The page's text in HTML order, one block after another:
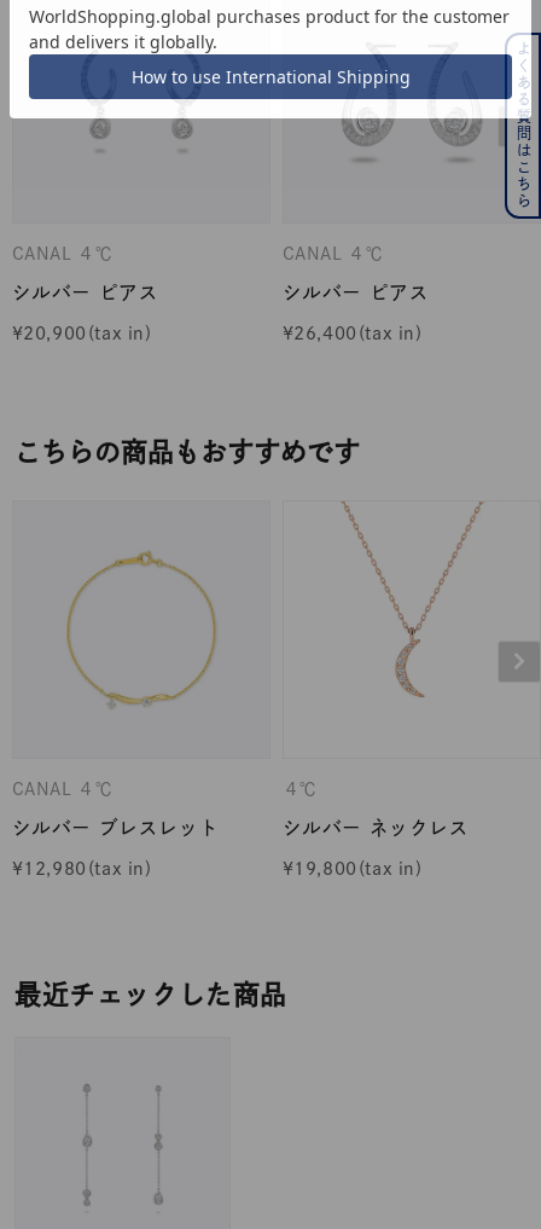
CANAL ４℃
シルバー ピアス
¥20,900
CANAL ４℃
シルバー ピアス
¥26,400
こちらの商品もおすすめです
CANAL ４℃
シルバー ブレスレット
¥12,980
４℃
シルバー ネックレス
¥19,800
最近チェックした商品
よくある質問はこちら